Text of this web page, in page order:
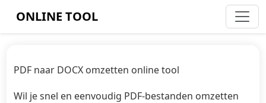
ONLINE TOOL
PDF naar DOCX omzetten online tool
Wil je snel en eenvoudig PDF-bestanden omzetten